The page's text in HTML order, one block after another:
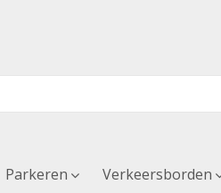
Parkeren Verkeersborden